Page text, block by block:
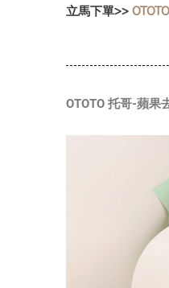
立馬下單>>
OTOTO 托哥-蘋果